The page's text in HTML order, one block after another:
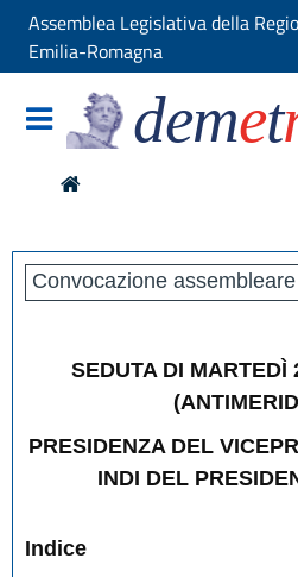
Assemblea Legislativa della
Emilia-Romagna
demet
Convocazione assembleare
SEDUTA DI MARTEDÌ
(
PRESIDENZA DEL
INDI DEL
Indice